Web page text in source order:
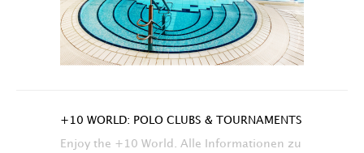
+10 WORLD: POLO CLUBS & TOURNAMENTS
Enjoy the +10 World. Alle Informationen zu